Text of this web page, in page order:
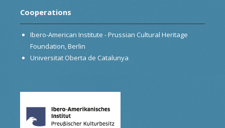
Cooperations
Ibero-American Institute - Prussian Cultural Heritage
Foundation, Berlin
Universitat Oberta de Catalunya